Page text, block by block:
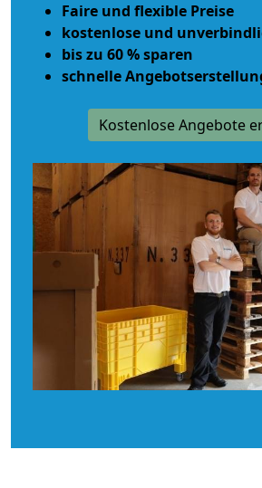
Faire und flexible Preise
kostenlose und
bis zu 60 % sparen
schnelle
Kostenlose Angebote